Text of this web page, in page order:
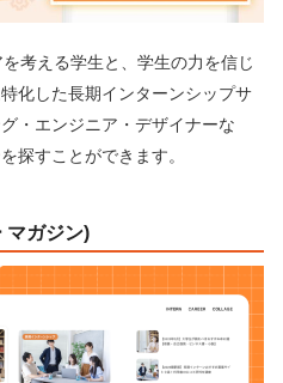
考える学生と、学生の力を信じ
化した長期インターンシップサ
・エンジニア・デザイナーな
探すことができます。
マガジン)